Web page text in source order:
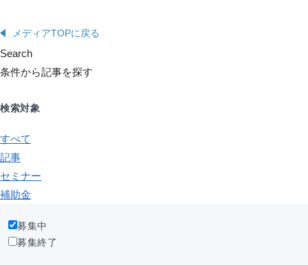
メディアTOPに戻る
Search
条件から記事を探す
検索対象
すべて
記事
セミナー
補助金
募集中
募集終了